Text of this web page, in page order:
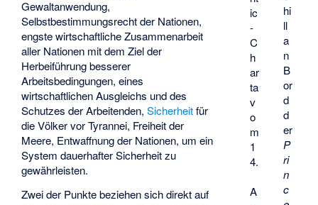
hi
ll
a
n
B
or
d
d
er
P
ri
n
c
ic
-
C
h
ar
ta
v
o
m
1
4.
A
Gewaltanwendung,
Selbstbestimmungsrecht der Nationen,
engste wirtschaftliche Zusammenarbeit
aller Nationen mit dem Ziel der
Herbeiführung besserer
Arbeitsbedingungen, eines
wirtschaftlichen Ausgleichs und des
Schutzes der Arbeitenden,Sicherheitfür
die Völker vor Tyrannei, Freiheit der
Meere, Entwaffnung der Nationen, um ein
System dauerhafter Sicherheit zu
gewährleisten.
Zwei der Punkte beziehen sich direkt auf